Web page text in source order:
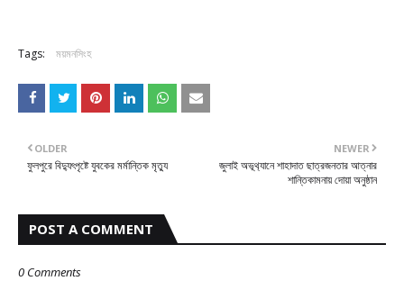
Tags: ময়মনসিংহ
NEWER
জুলাই অভূথ‍্যানে শাহাদাত ছাত্রজনতার আত্নার
শান্তিকামনায় দোয়া অনুষ্ঠান
OLDER
ফুলপুরে বিদ্যুৎপৃষ্টে যুবকের মর্মান্তিক মৃত্যু
POST A COMMENT
0 Comments